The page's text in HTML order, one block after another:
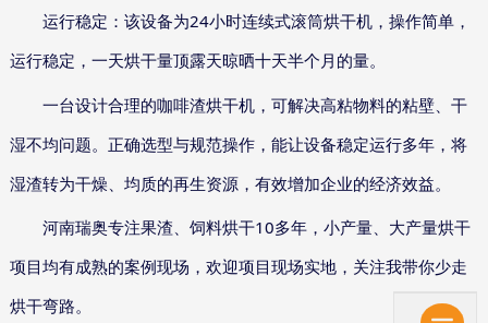
运行稳定：该设备为24小时连续式滚筒烘干机，操作简单，
运行稳定，一天烘干量顶露天晾晒十天半个月的量。
一台设计合理的咖啡渣烘干机，可解决高粘物料的粘壁、干
湿不均问题。正确选型与规范操作，能让设备稳定运行多年，将
湿渣转为干燥、均质的再生资源，有效增加企业的经济效益。
河南瑞奥专注果渣、饲料烘干10多年，小产量、大产量烘干
项目均有成熟的案例现场，欢迎项目现场实地，关注我带你少走
烘干弯路。